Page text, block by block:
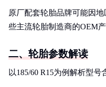
原厂配套轮胎品牌可能因
些主流轮胎制造商的OEM产
二、轮胎参数解读
以185/60 R15为例解析型号